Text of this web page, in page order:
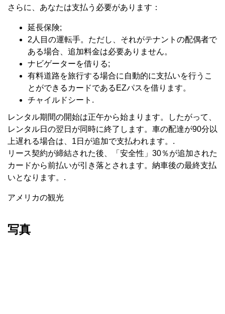
さらに、あなたは支払う必要があります：
延長保険;
2人目の運転手。ただし、それがテナントの配偶者で
ある場合、追加料金は必要ありません。
ナビゲーターを借りる;
有料道路を旅行する場合に自動的に支払いを行うこ
とができるカードであるEZパスを借ります。
チャイルドシート.
レンタル期間の開始は正午から始まります。したがって、
レンタル日の翌日が同時に終了します。車の配達が90分以
上遅れる場合は、1日が追加で支払われます。.
リース契約が締結された後、「安全性」30％が追加された
カードから前払いが引き落とされます。納車後の最終支払
いとなります。.
アメリカの観光
写真